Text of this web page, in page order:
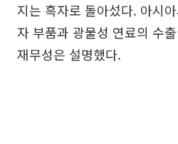
지는 흑자로 돌아섰다. 아시
자 부품과 광물성 연료의 수
재무성은 설명했다.